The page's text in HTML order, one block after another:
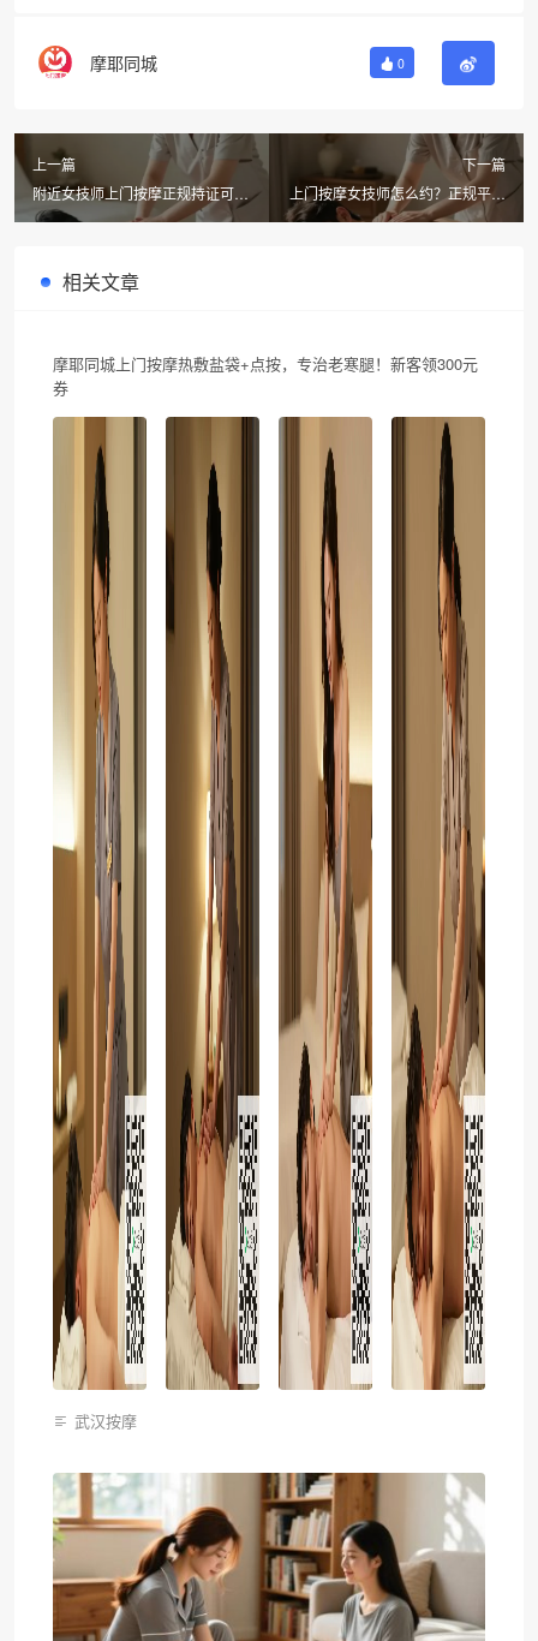
摩耶同城 0
上一篇
附近女技师上门按摩正规持证可查
验？摩耶同城上门按摩实测体验
下一篇
上门按摩女技师怎么约？正规平台
摩耶同城上门APP预约流程全攻略
相关文章
摩耶同城上门按摩热敷盐袋+点按，专治老寒腿！新客领300元
券
武汉按摩